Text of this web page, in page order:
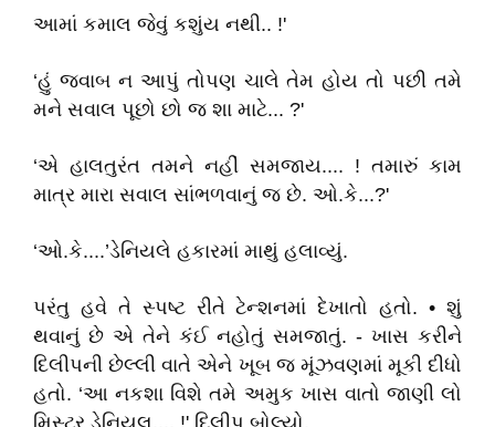
આમાં કમાલ જેવું કશુંય નથી.. !'
‘હું જવાબ ન આપું તોપણ ચાલે તેમ હોય તો પછી તમે
મને સવાલ પૂછો છો જ શા માટે... ?'
‘એ હાલતુરંત તમને નહીં સમજાય.... ! તમારું કામ
માત્ર મારા સવાલ સાંભળવાનું જ છે. ઓ.કે...?'
‘ઓ.કે....’ડેનિયલે હકારમાં માથું હલાવ્યું.
પરંતુ હવે તે સ્પષ્ટ રીતે ટેન્શનમાં દેખાતો હતો. • શું
થવાનું છે એ તેને કંઈ નહોતું સમજાતું. - ખાસ કરીને
દિલીપની છેલ્લી વાતે એને ખૂબ જ મૂંઝવણમાં મૂકી દીધો
હતો. ‘આ નકશા વિશે તમે અમુક ખાસ વાતો જાણી લો
મિસ્ટર ડેનિયલ.... !' દિલીપ બોલ્યો.